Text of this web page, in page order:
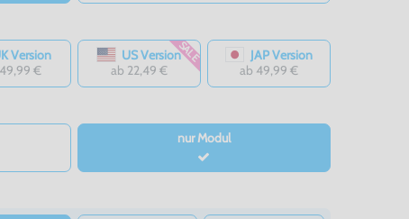
Version
€
US Version
ab 22,49 €
SALE
JAP Version
ab 49,99 €
nur Modul